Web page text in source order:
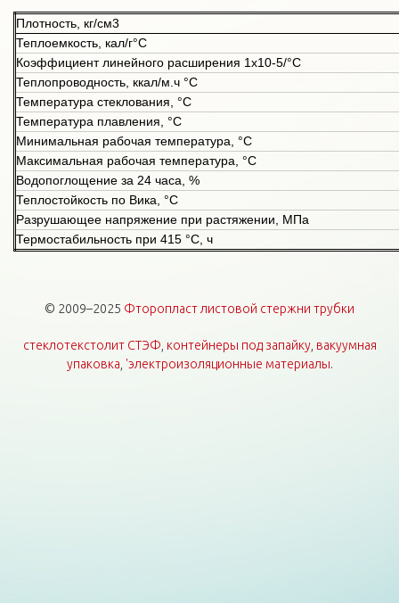
Плотность, кг/см3
Теплоемкость, кал/г°С
Коэффициент линейного расширения 1х10-5/°С
Теплопроводность, ккал/м.ч °С
Температура стеклования, °С
Температура плавления, °С
Минимальная рабочая температура, °С
Максимальная рабочая температура, °С
Водопоглощение за 24 часа, %
Теплостойкость по Вика, °С
Разрушающее напряжение при растяжении, МПа
Термостабильность при 415 °С, ч
© 2009–2025 Фторопласт листовой стержни трубки
стеклотекстолит СТЭФ, контейнеры под запайку, вакуумная
упаковка, 'электроизоляционные материалы.